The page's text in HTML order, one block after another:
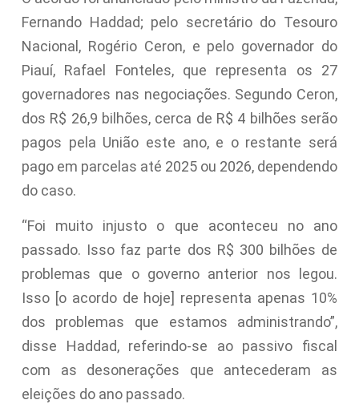
Fernando Haddad; pelo secretário do Tesouro
Nacional, Rogério Ceron, e pelo governador do
Piauí, Rafael Fonteles, que representa os 27
governadores nas negociações. Segundo Ceron,
dos R$ 26,9 bilhões, cerca de R$ 4 bilhões serão
pagos pela União este ano, e o restante será
pago em parcelas até 2025 ou 2026, dependendo
do caso.
“Foi muito injusto o que aconteceu no ano
passado. Isso faz parte dos R$ 300 bilhões de
problemas que o governo anterior nos legou.
Isso [o acordo de hoje] representa apenas 10%
dos problemas que estamos administrando”,
disse Haddad, referindo-se ao passivo fiscal
com as desonerações que antecederam as
eleições do ano passado.